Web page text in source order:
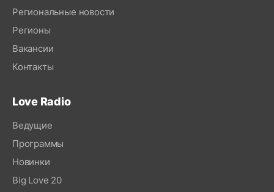
Региональные новости
Регионы
Вакансии
Контакты
Love Radio
Ведущие
Программы
Новинки
Big Love 20